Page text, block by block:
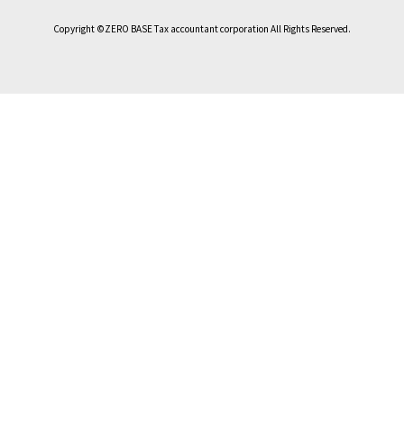
Copyright ©ZERO BASE Tax accountant corporation All Rights Reserved.